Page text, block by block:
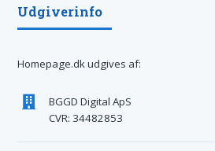
Udgiverinfo
Homepage.dk udgives af:
BGGD Digital ApS
CVR: 34482853